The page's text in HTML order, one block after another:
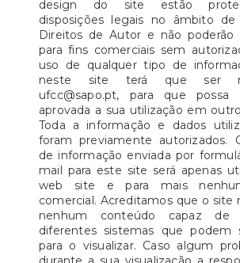
design do site estão
disposições legais no âmbito
Direitos de Autor e não poderão
para fins comerciais sem
uso de qualquer tipo de
neste site terá que ser
ufcc@sapo.pt, para que
aprovada a sua utilização em
Toda a informação e dados
foram previamente autorizados.
de informação enviada por
mail para este site será apenas
web site e para mais
comercial. Acreditamos que o site
nenhum conteúdo capaz de
diferentes sistemas que podem
para o visualizar. Caso algum